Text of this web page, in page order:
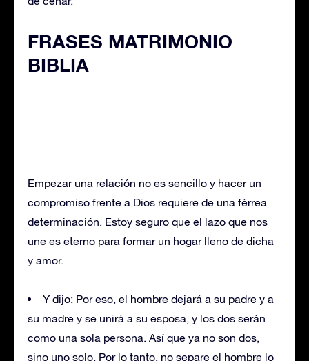
FRASES MATRIMONIO
BIBLIA
Empezar una relación no es sencillo y hacer un
compromiso frente a Dios requiere de una férrea
determinación. Estoy seguro que el lazo que nos
une es eterno para formar un hogar lleno de dicha
y amor.
Y dijo: Por eso, el hombre dejará a su padre y a
su madre y se unirá a su esposa, y los dos serán
como una sola persona. Así que ya no son dos,
sino uno solo. Por lo tanto, no separe el hombre lo